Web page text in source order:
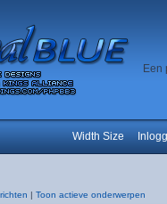
Een
Width Size
| Toon actieve onderwerpen